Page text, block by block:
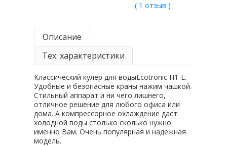
( 1 отзыв )
Описание
Тех. характеристики
Классический кулер для водыEcotronic H1-L.
Удобные и безопасные краны нажим чашкой.
Стильный аппарат и ни чего лишнего,
отличное решение для любого офиса или
дома. А компрессорное охлаждение даст
холодной воды столько сколько нужно
именно Вам. Очень популярная и надежная
модель.